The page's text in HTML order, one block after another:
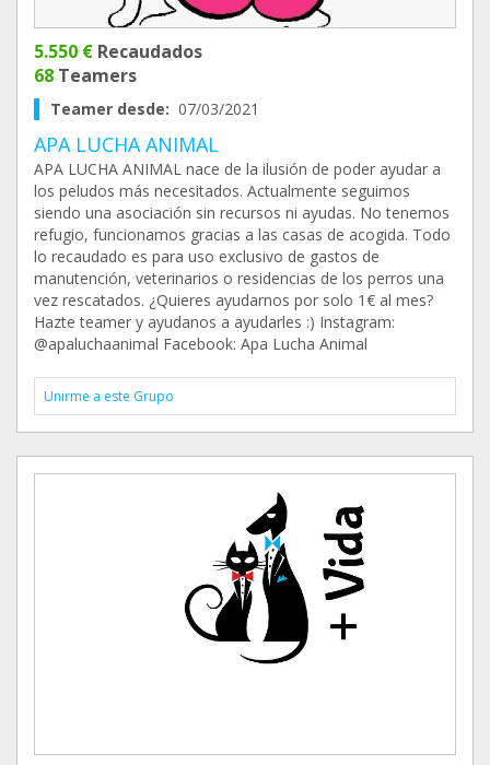
5.550 € Recaudados
68 Teamers
Teamer desde: 07/03/2021
APA LUCHA ANIMAL
APA LUCHA ANIMAL nace de la ilusión de poder ayudar a
los peludos más necesitados. Actualmente seguimos
siendo una asociación sin recursos ni ayudas. No tenemos
refugio, funcionamos gracias a las casas de acogida. Todo
lo recaudado es para uso exclusivo de gastos de
manutención, veterinarios o residencias de los perros una
vez rescatados. ¿Quieres ayudarnos por solo 1€ al mes?
Hazte teamer y ayudanos a ayudarles :) Instagram:
@apaluchaanimal Facebook: Apa Lucha Animal
Unirme a este Grupo